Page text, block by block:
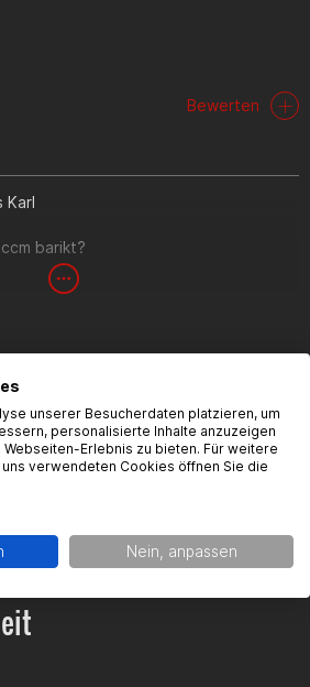
Bewerten
Karl
barikt?
Fragen und die dazugehörigen
unserer Besucherdaten platzieren, um
personalisierte Inhalte anzuzeigen
Erlebnis zu bieten. Für weitere
verwendeten Cookies öffnen Sie die
Nein, anpassen